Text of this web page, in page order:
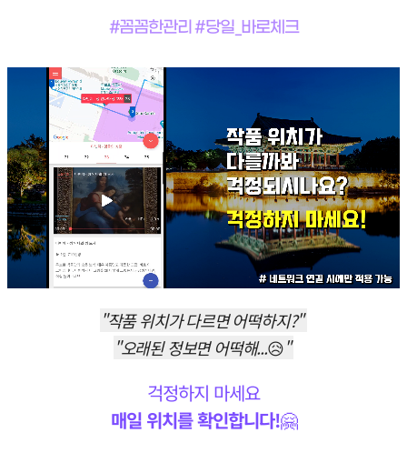
#꼼꼼한관리 #당일_바로체크
"작품 위치가 다르면 어떡하지?"
"오래된 정보면 어떡해...😥"
걱정하지 마세요
매일 위치를 확인합니다!🤗